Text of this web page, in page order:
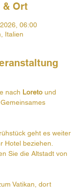
& Ort
06:00
Italien
nach Loreto und
geht es weiter
Hotel beziehen.
Sie die Altstadt von
Vatikan, dort